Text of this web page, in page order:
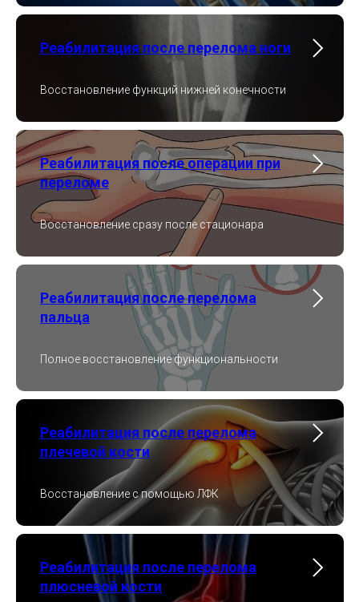
Реабилитация после перелома ноги
Восстановление функций нижней конечности
Реабилитация после операции при
переломе
Восстановление сразу после стационара
Реабилитация после перелома
пальца
Полное восстановление функциональности
Реабилитация после перелома
плечевой кости
Восстановление с помощью ЛФК
Реабилитация после перелома
плюсневой кости